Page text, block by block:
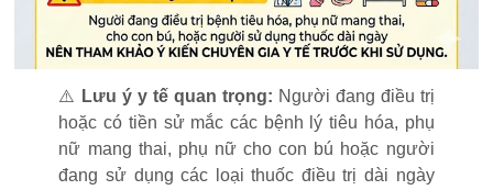
⚠️ Lưu ý y tế quan trọng: Người đang điều trị
hoặc có tiền sử mắc các bệnh lý tiêu hóa, phụ
nữ mang thai, phụ nữ cho con bú hoặc người
đang sử dụng các loại thuốc điều trị dài ngày